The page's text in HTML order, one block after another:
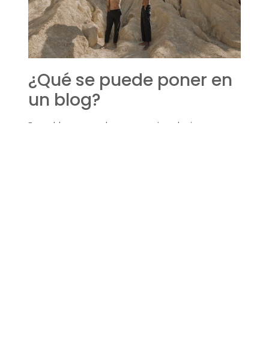
¿Qué se puede poner en
un blog?
En un blog se puede poner casi cualquier cosa